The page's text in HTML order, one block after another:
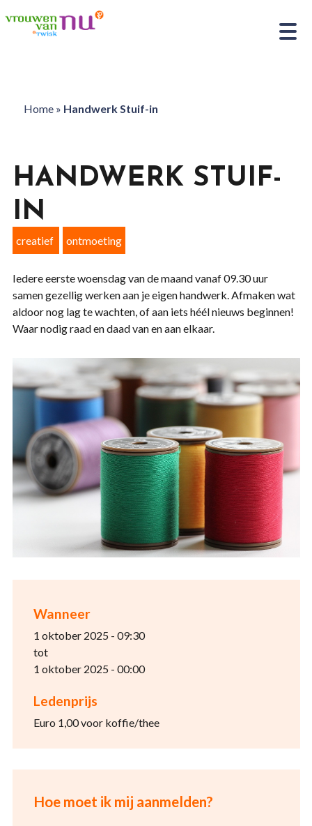
Home» Handwerk Stuif-in
Wanneer
1 oktober 2025 - 09:30
tot
1 oktober 2025 - 00:00
Ledenprijs
Euro 1,00 voor koffie/thee
Hoe moet ik mij aanmelden?
HANDWERK STUIF-
IN
creatief ontmoeting
Iedere eerste woensdag van de maand vanaf 09.30 uur
samen gezellig werken aan je eigen handwerk. Afmaken wat
aldoor nog lag te wachten, of aan iets héél nieuws beginnen!
Waar nodig raad en daad van en aan elkaar.